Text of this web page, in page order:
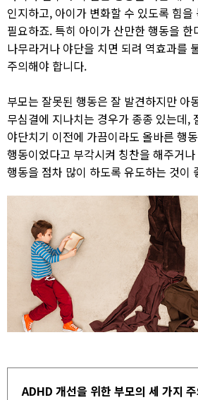
인지하고, 아이가 변화할 수 있도록 힘을
필요하죠. 특히 아이가 산만한 행동을 한
나무라거나 야단을 치면 되려 역효과를
주의해야 합니다.​
부모는 잘못된 행동은 잘 발견하지만 아
무심결에 지나치는 경우가 종종 있는데,
야단치기 이전에 가끔이라도 올바른 행
행동이었다고 부각시켜 칭찬을 해주거
행동을 점차 많이 하도록 유도하는 것이
ADHD 개선을 위한 부모의 세 가지